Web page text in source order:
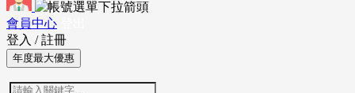
會員中心
登入 / 註冊
年度最大優惠